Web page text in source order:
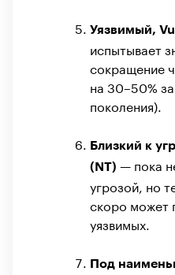
Уязвимый,
испытывает
сокращение
на 30–50%
поколения).
Близкий к
(NT) — пока
угрозой, но
скоро может
уязвимых.
Под